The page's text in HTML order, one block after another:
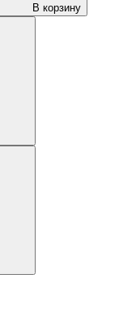
В корзину